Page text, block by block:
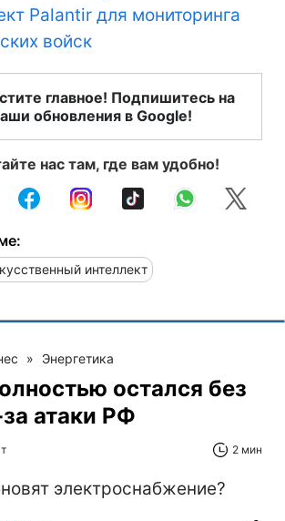
Palantir для мониторинга
войск
главное! Подпишитесь на
обновления в Google!
нас там, где вам удобно!
интеллект
» Энергетика
остался без
атаки РФ
2 мин
электроснабжение?